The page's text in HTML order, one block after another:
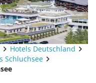
Hotels Deutschland
Schluchsee